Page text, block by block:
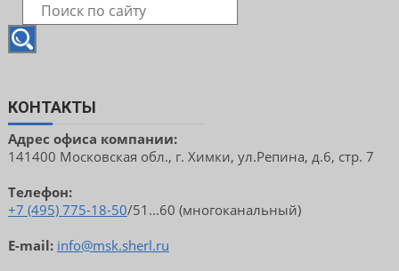
КОНТАКТЫ
Адрес офиса компании:
141400 Московская обл., г. Химки, ул.Репина, д.6, стр. 7
Телефон:
+7 (495) 775-18-50/51...60 (многоканальный)
E-mail: info@msk.sherl.ru